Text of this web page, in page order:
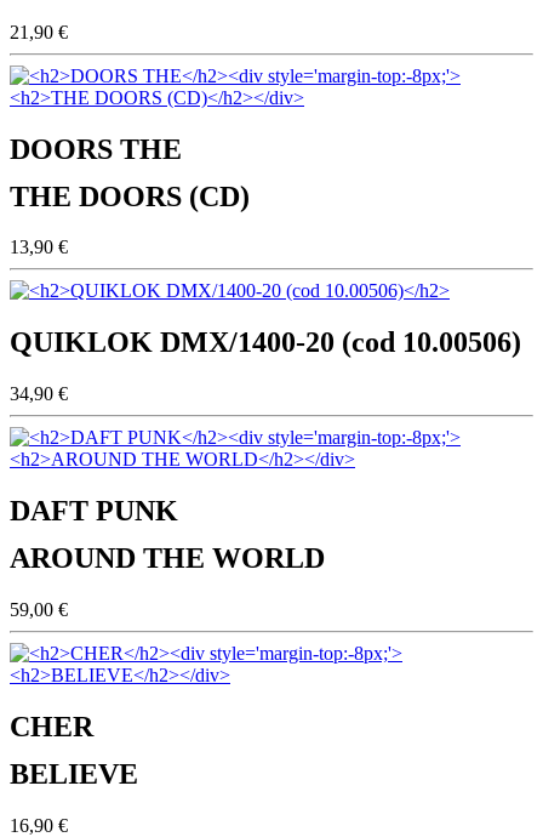
21,90 €
DOORS THE
THE DOORS (CD)
13,90 €
QUIKLOK DMX/1400-20 (cod 10.00506)
34,90 €
DAFT PUNK
AROUND THE WORLD
59,00 €
CHER
BELIEVE
16,90 €